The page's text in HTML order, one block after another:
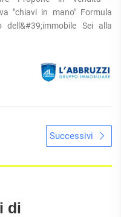
"chiavi in mano" Formula
Sei alla
Successivi
di